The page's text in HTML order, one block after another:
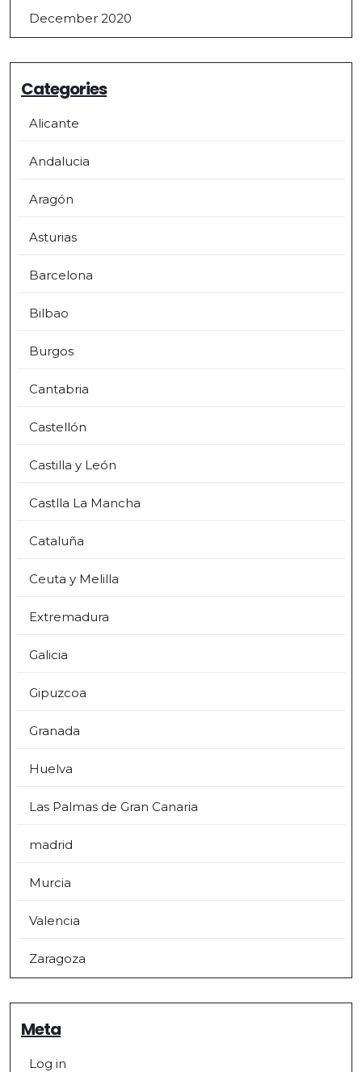
December 2020
Categories
Alicante
Andalucia
Aragón
Asturias
Barcelona
Bilbao
Burgos
Cantabria
Castellón
Castilla y León
Castlla La Mancha
Cataluña
Ceuta y Melilla
Extremadura
Galicia
Gipuzcoa
Granada
Huelva
Las Palmas de Gran Canaria
madrid
Murcia
Valencia
Zaragoza
Meta
Log in